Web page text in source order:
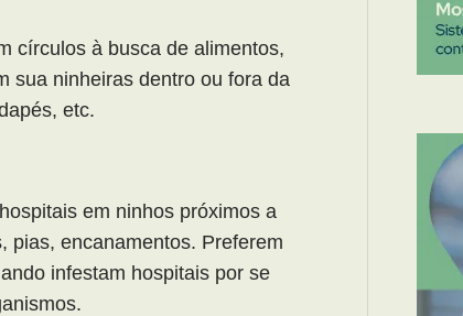
círculos à busca de alimentos,
sua ninheiras dentro ou fora da
etc.
em ninhos próximos a
pias, encanamentos. Preferem
infestam hospitais por se